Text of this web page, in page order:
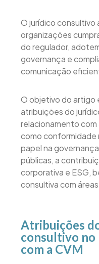
O jurídico consultivo
organizações
do regulador,
governança e
comunicação
O objetivo do artigo
atribuições do
relacionamento com
como conformidade
papel na
públicas, a
corporativa e ESG,
consultiva com
Atribuições
consultivo no
com a CVM